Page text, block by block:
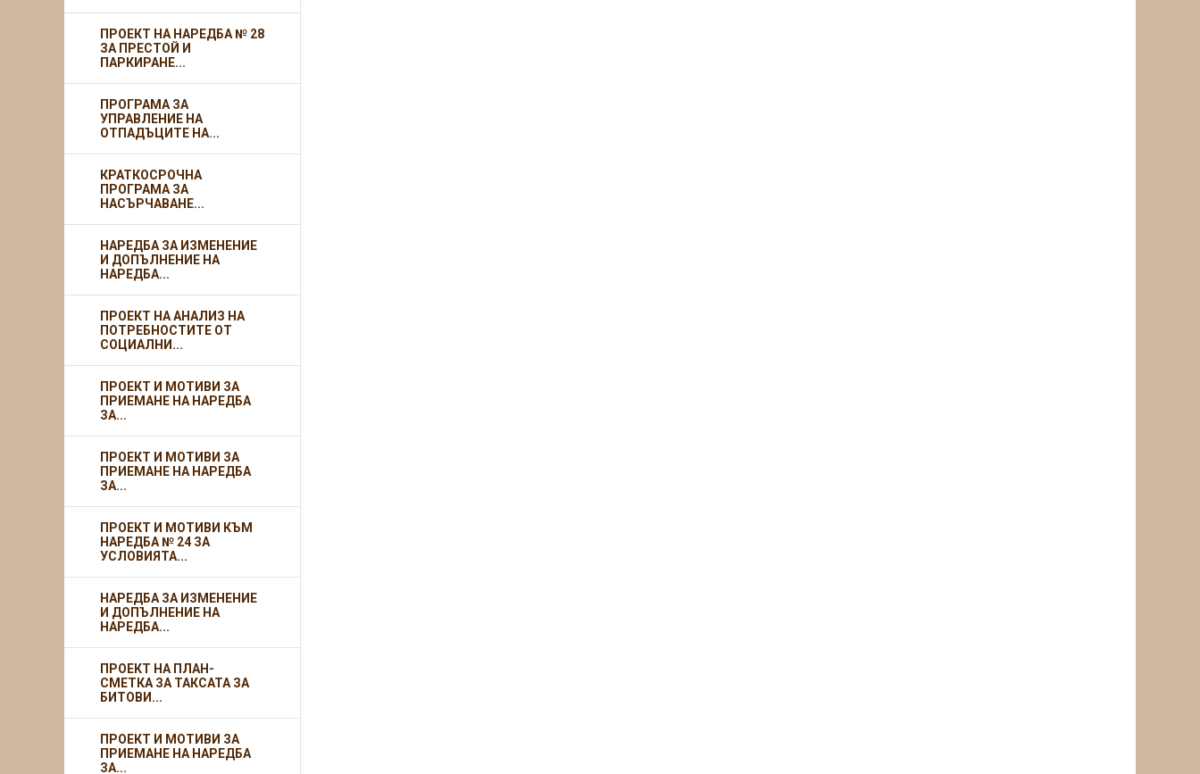
ПРОЕКТ НА НАРЕДБА № 28
ЗА ПРЕСТОЙ И
ПАРКИРАНЕ...
ПРОГРАМА ЗА
УПРАВЛЕНИЕ НА
ОТПАДЪЦИТЕ НА...
КРАТКОСРОЧНА
ПРОГРАМА ЗА
НАСЪРЧАВАНЕ...
НАРЕДБА ЗА ИЗМЕНЕНИЕ
И ДОПЪЛНЕНИЕ НА
НАРЕДБА...
ПРОЕКТ НА АНАЛИЗ НА
ПОТРЕБНОСТИТЕ ОТ
СОЦИАЛНИ...
ПРОЕКТ И МОТИВИ ЗА
ПРИЕМАНЕ НА НАРЕДБА
ЗА...
ПРОЕКТ И МОТИВИ ЗА
ПРИЕМАНЕ НА НАРЕДБА
ЗА...
ПРОЕКТ И МОТИВИ КЪМ
НАРЕДБА № 24 ЗА
УСЛОВИЯТА...
НАРЕДБА ЗА ИЗМЕНЕНИЕ
И ДОПЪЛНЕНИЕ НА
НАРЕДБА...
ПРОЕКТ НА ПЛАН-
СМЕТКА ЗА ТАКСАТА ЗА
БИТОВИ...
ПРОЕКТ И МОТИВИ ЗА
ПРИЕМАНЕ НА НАРЕДБА
ЗА...